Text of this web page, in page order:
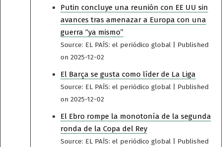
Putin concluye una reunión con EE UU sin
avances tras amenazar a Europa con una
guerra “ya mismo”
Source: EL PAÍS: el periódico global
Published
on 2025-12-02
El Barça se gusta como líder de La Liga
Source: EL PAÍS: el periódico global
Published
on 2025-12-02
El Ebro rompe la monotonía de la segunda
ronda de la Copa del Rey
Source: EL PAÍS: el periódico global
Published